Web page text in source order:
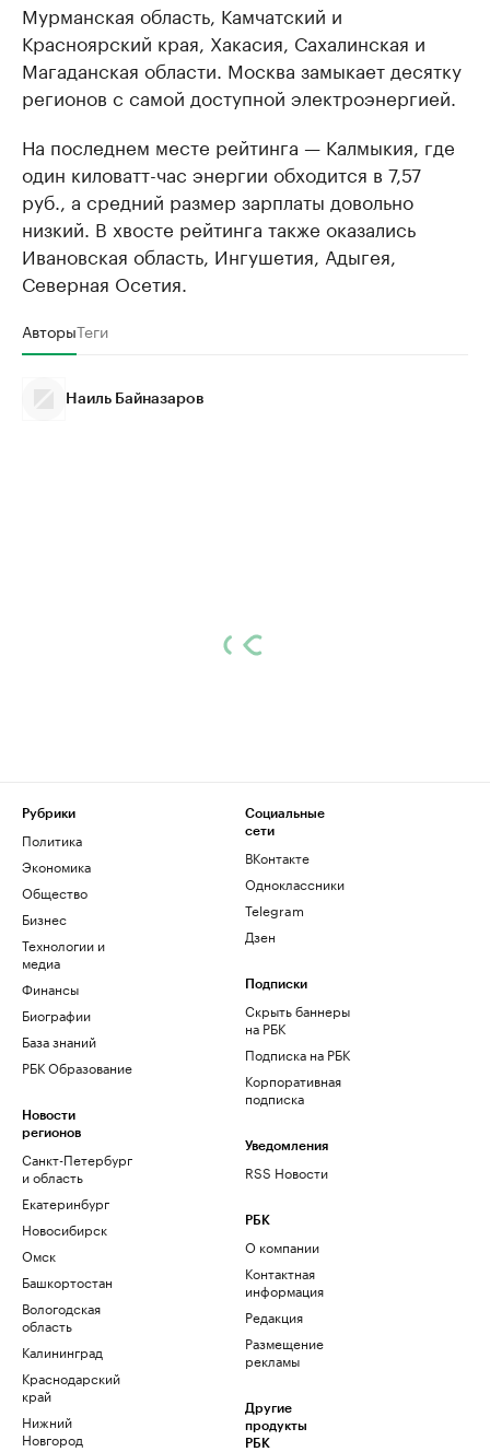
Мурманская область, Камчатский и
Красноярский края, Хакасия, Сахалинская и
Магаданская области. Москва замыкает десятку
регионов с самой доступной электроэнергией.
На последнем месте рейтинга — Калмыкия, где
один киловатт-час энергии обходится в 7,57
руб., а средний размер зарплаты довольно
низкий. В хвосте рейтинга также оказались
Ивановская область, Ингушетия, Адыгея,
Северная Осетия.
АвторыТеги
Наиль Байназаров
Рубрики
Политика
Экономика
Общество
Бизнес
Технологии и
медиа
Финансы
Биографии
База знаний
РБК Образование
Новости
регионов
Санкт-Петербург
и область
Екатеринбург
Новосибирск
Омск
Башкортостан
Вологодская
область
Калининград
Краснодарский
край
Нижний
Новгород
Социальные
сети
ВКонтакте
Одноклассники
Telegram
Дзен
Подписки
Скрыть баннеры
на РБК
Подписка на РБК
Корпоративная
подписка
Уведомления
RSS Новости
РБК
О компании
Контактная
информация
Редакция
Размещение
рекламы
Другие
продукты
РБК